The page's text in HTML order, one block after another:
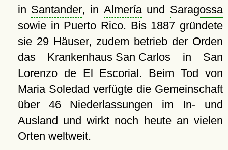
in Santander, in Almeríaund Saragossa
sowie in Puerto Rico. Bis 1887 gründete
sie 29 Häuser, zudem betrieb der Orden
das Krankenhaus San Carlos in San
Lorenzo de El Escorial. Beim Tod von
Maria Soledad verfügte die Gemeinschaft
über 46 Niederlassungen im In- und
Ausland und wirkt noch heute an vielen
Orten weltweit.